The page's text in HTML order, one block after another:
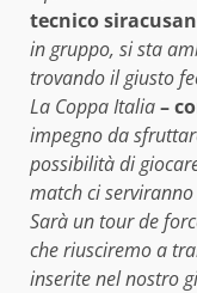
tecnico
in gruppo, si sta
trovando il giusto
La Coppa Italia–
impegno da
possibilità di
match ci
Sarà un tour de
che riusciremo a
inserite nel nostro